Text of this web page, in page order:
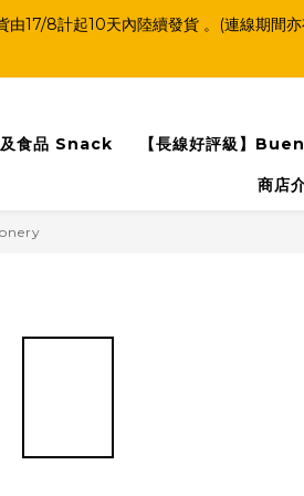
由17/8計起10天內陸續發貨 。(連線期間
食品 Snack 【長線好評級】
商店